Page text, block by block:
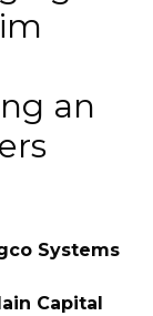
an
Systems
Capital